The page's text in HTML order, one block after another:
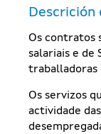
Descrición
Os contratos
salariais e de
traballadoras
Os servizos
actividade